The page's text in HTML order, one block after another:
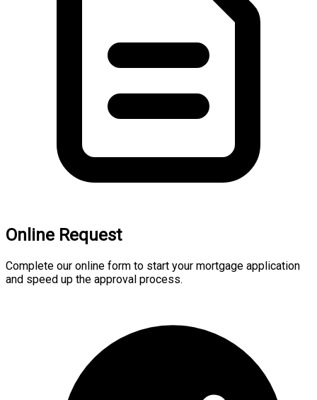
Online Request
Complete our online form to start your mortgage application
and speed up the approval process.